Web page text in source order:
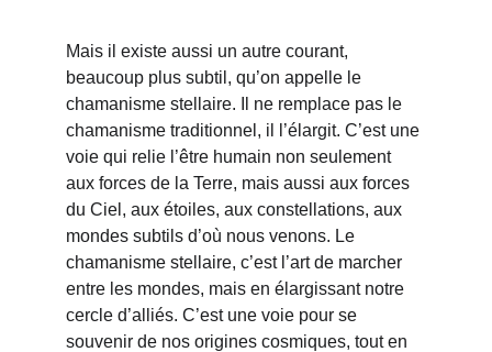
Mais il existe aussi un autre courant,
beaucoup plus subtil, qu’on appelle le
chamanisme stellaire.
Il ne remplace pas le
chamanisme traditionnel, il l’élargit. C’est une
voie qui relie l’être humain non seulement
aux forces de la Terre, mais aussi aux forces
du Ciel, aux étoiles, aux constellations, aux
mondes subtils d’où nous venons. Le
chamanisme stellaire, c’est l’art de marcher
entre les mondes, mais en élargissant notre
cercle d’alliés. C’est une voie pour se
souvenir de nos origines cosmiques, tout en